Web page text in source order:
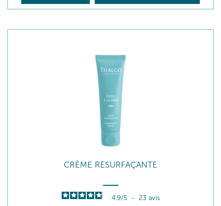
CRÈME RESURFAÇANTE
4.9/5 - 23 avis